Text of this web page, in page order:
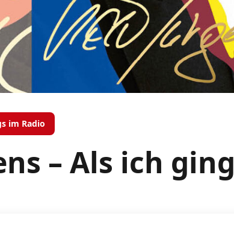
im Radio
– Als ich ging